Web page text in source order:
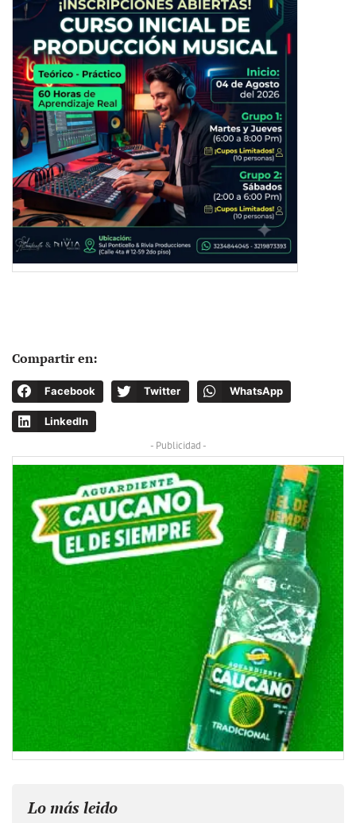
Compartir en:
Facebook Twitter WhatsApp
LinkedIn
- Publicidad -
Lo más leido